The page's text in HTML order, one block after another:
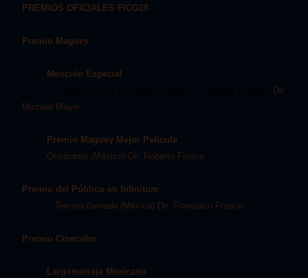
PREMIOS OFICIALES FICG28
Premio Maguey
Mención Especial
Dir.
Michael Mayer
Premio Maguey Mejor Película
Quebranto (México) Dir. Roberto Fiesco
Premio del Público en Infinitum
Tercera llamada (México) Dir. Francisco Franco
Premio Cinecolor
Largometraje Mexicano